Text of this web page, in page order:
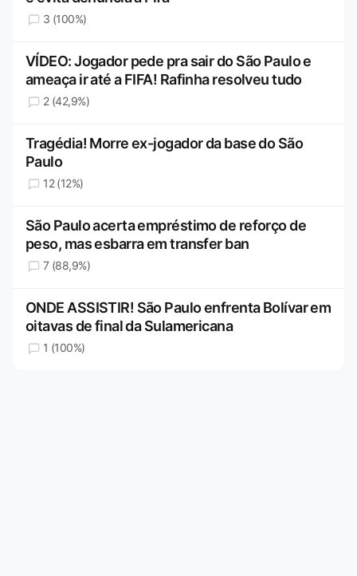
3 (100%)
VÍDEO: Jogador pede pra sair do São Paulo e
ameaça ir até a FIFA! Rafinha resolveu tudo
2 (42,9%)
Tragédia! Morre ex-jogador da base do São
Paulo
12 (12%)
São Paulo acerta empréstimo de reforço de
peso, mas esbarra em transfer ban
7 (88,9%)
ONDE ASSISTIR! São Paulo enfrenta Bolívar em
oitavas de final da Sulamericana
1 (100%)